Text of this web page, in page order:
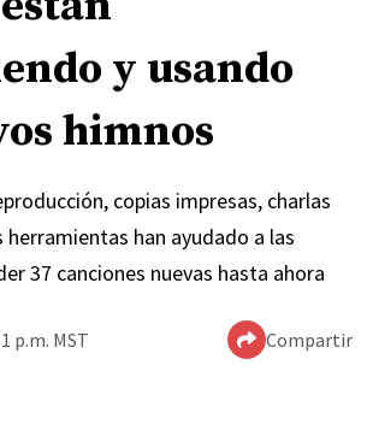
y usando
himnos
copias impresas, charlas
han ayudado a las
37 canciones nuevas hasta ahora
p.m. MST Compartir